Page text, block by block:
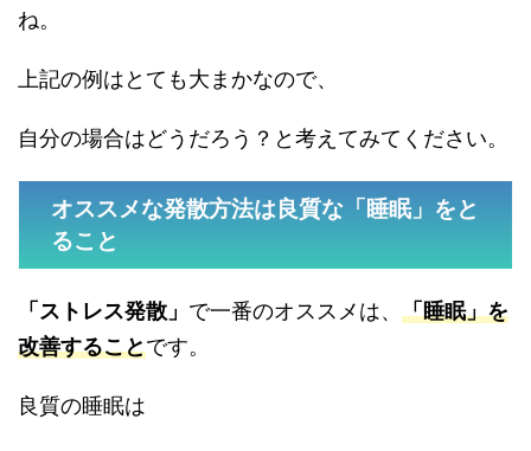
ね。
上記の例はとても大まかなので、
自分の場合はどうだろう？と考えてみてください。
オススメな発散方法は良質な「睡眠」をと
ること
「ストレス発散」 で一番のオススメは、 「睡眠」を
改善することです。
良質の睡眠は